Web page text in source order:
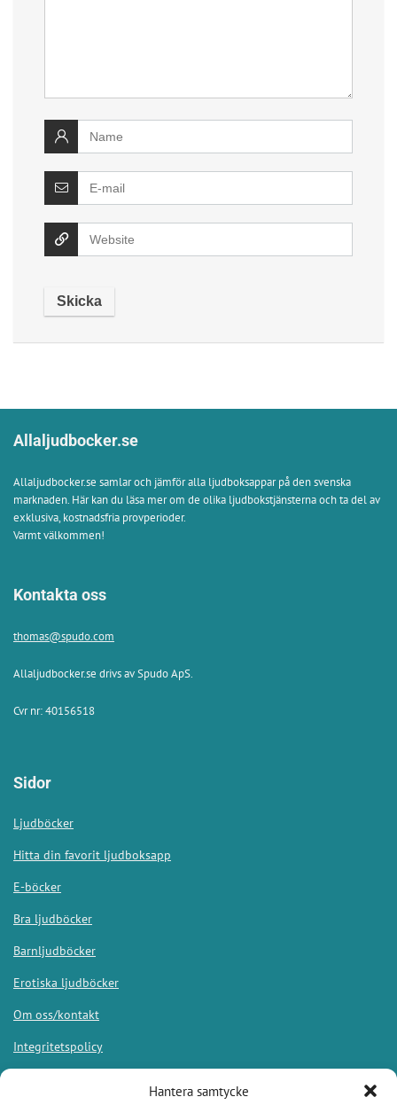
Hantera samtycke
Allaljudbocker.se
Allaljudbocker.se samlar och jämför alla ljudboksappar på den svenska
marknaden. Här kan du läsa mer om de olika ljudbokstjänsterna och ta del av
exklusiva, kostnadsfria provperioder.
Varmt välkommen!
Kontakta oss
thomas@spudo.com
Allaljudbocker.se drivs av Spudo ApS.
Cvr nr: 40156518
Sidor
Ljudböcker
Hitta din favorit ljudboksapp
E-böcker
Bra ljudböcker
Barnljudböcker
Erotiska ljudböcker
Om oss/kontakt
Integritetspolicy